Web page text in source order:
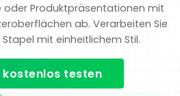
Produktpräsentationen mit
ab. Verarbeiten Sie
mit einheitlichem Stil.
kostenlos testen